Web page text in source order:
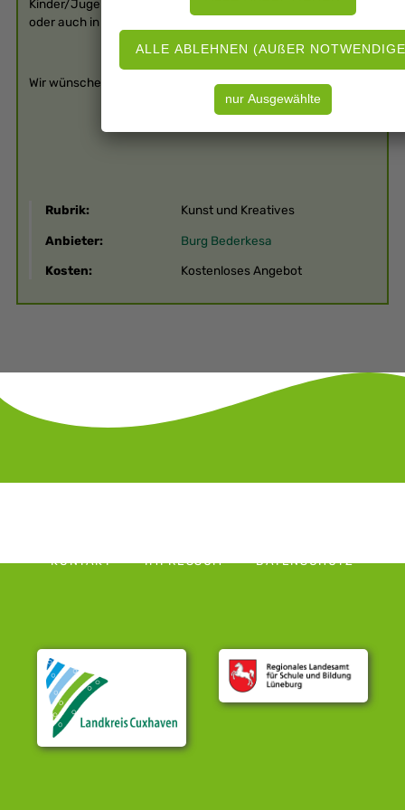
Kinder/Jugendliche und Familien geeignet, kann einzeln
oder auch in einer Gruppe gespielt werden.
Wir wünschen viel Spaß
Rubrik: Kunst und Kreatives
Anbieter: Burg Bederkesa
Kosten: Kostenloses Angebot
KONTAKT IMPRESSUM DATENSCHUTZ